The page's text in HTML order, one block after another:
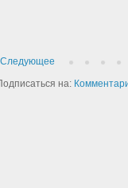
Следующее
на: